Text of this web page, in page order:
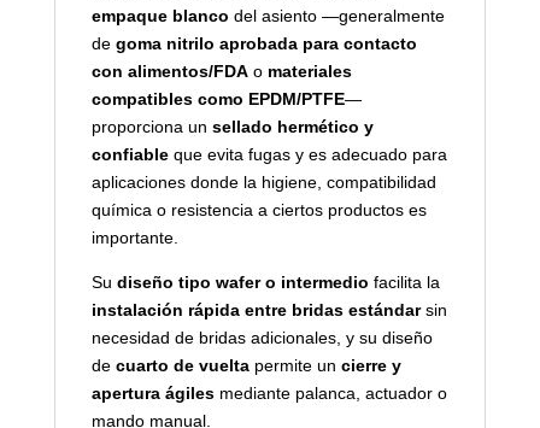
empaque blanco del asiento —generalmente
de goma nitrilo aprobada para contacto
con alimentos/FDAo materiales
compatibles como EPDM/PTFE—
proporciona un sellado hermético y
confiableque evita fugas y es adecuado para
aplicaciones donde la higiene, compatibilidad
química o resistencia a ciertos productos es
importante.
Su diseño tipo wafer o intermedio facilita la
instalación rápida entre bridas estándarsin
necesidad de bridas adicionales, y su diseño
de cuarto de vueltapermite un cierre y
apertura ágilesmediante palanca, actuador o
mando manual.